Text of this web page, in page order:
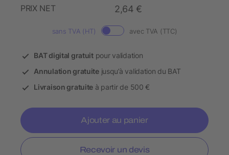
PRIX NET
2,64 €
sans TVA (HT) avec TVA (TTC)
BAT digital gratuitpour validation
Annulation gratuitejusqu’à validation du BAT
Livraison gratuite à partir de 500 €
Ajouter au panier
Recevoir un devis